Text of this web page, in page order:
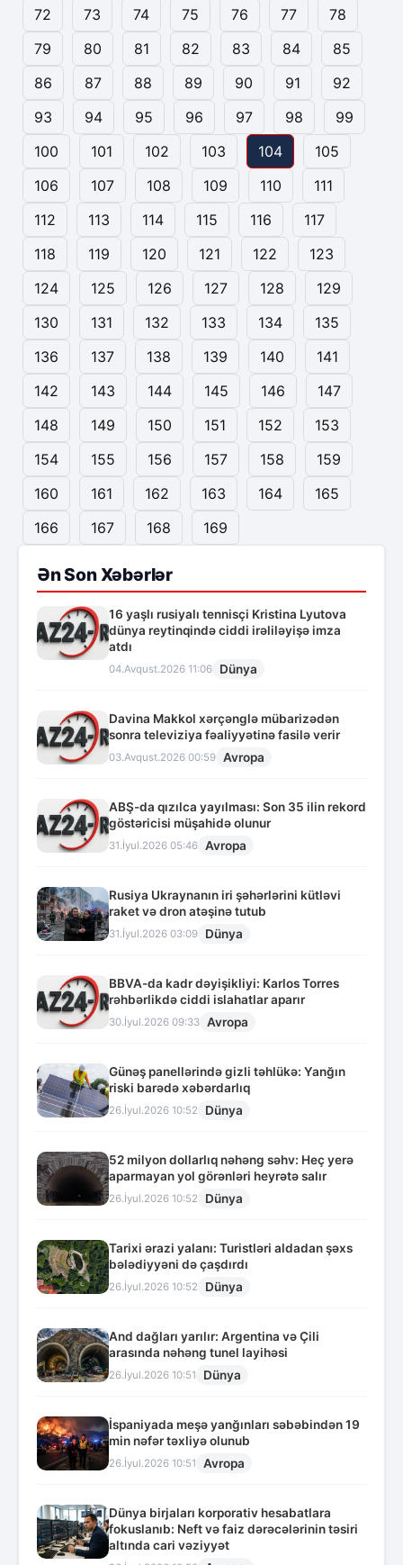
72 73 74 75 76 77
78
79
80 81 82 83 84
85
86
87 88 89 90 91
92
93
94 95 96 97 98
99
100
101 102 103 104
105
106
107 108 109 110
111
112
113 114 115 116
117
118
119 120 121 122
123
124
125 126 127 128
129
130
131 132 133 134
135
136
137 138 139 140
141
142
143 144 145 146
147
148
149 150 151 152
153
154
155 156 157 158
159
160
161 162 163 164
165
166
167 168 169
Ən Son Xəbərlər
16 yaşlı rusiyalı tennisçi Kristina Lyutova
dünya reytinqində ciddi irəliləyişə imza
atdı
04.Avqust.2026 11:06 Dünya
Davina Makkol xərçənglə mübarizədən
sonra televiziya fəaliyyətinə fasilə verir
03.Avqust.2026 00:59 Avropa
ABŞ-da qızılca yayılması: Son 35 ilin rekord
göstəricisi müşahidə olunur
31.İyul.2026 05:46 Avropa
Rusiya Ukraynanın iri şəhərlərini kütləvi
raket və dron atəşinə tutub
31.İyul.2026 03:09 Dünya
BBVA-da kadr dəyişikliyi: Karlos Torres
rəhbərlikdə ciddi islahatlar aparır
30.İyul.2026 09:33 Avropa
Günəş panellərində gizli təhlükə: Yanğın
riski barədə xəbərdarlıq
26.İyul.2026 10:52 Dünya
52 milyon dollarlıq nəhəng səhv: Heç yerə
aparmayan yol görənləri heyrətə salır
26.İyul.2026 10:52 Dünya
Tarixi ərazi yalanı: Turistləri aldadan şəxs
bələdiyyəni də çaşdırdı
26.İyul.2026 10:52 Dünya
And dağları yarılır: Argentina və Çili
arasında nəhəng tunel layihəsi
26.İyul.2026 10:51 Dünya
İspaniyada meşə yanğınları səbəbindən 19
min nəfər təxliyə olunub
26.İyul.2026 10:51 Avropa
Dünya birjaları korporativ hesabatlara
fokuslanıb: Neft və faiz dərəcələrinin təsiri
altında cari vəziyyət